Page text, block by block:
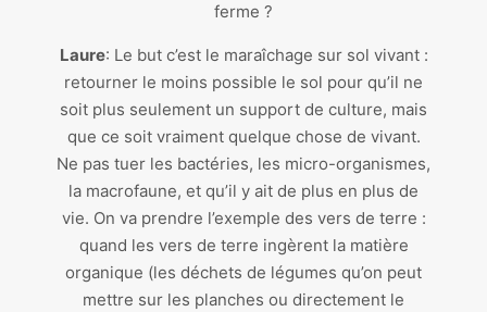
ferme ?
Laure: Le but c’est le maraîchage sur sol vivant :
retourner le moins possible le sol pour qu’il ne
soit plus seulement un support de culture, mais
que ce soit vraiment quelque chose de vivant.
Ne pas tuer les bactéries, les micro-organismes,
la macrofaune, et qu’il y ait de plus en plus de
vie. On va prendre l’exemple des vers de terre :
quand les vers de terre ingèrent la matière
organique (les déchets de légumes qu’on peut
mettre sur les planches ou directement le